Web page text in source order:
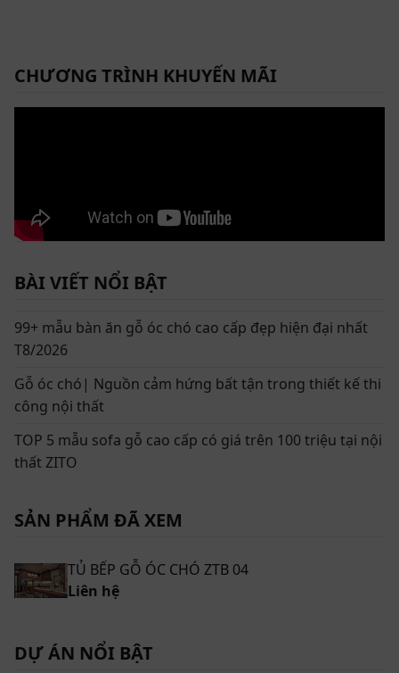
tích căn bếp
chó cao cấp ZTB 04
CHƯƠNG TRÌNH KHUYẾN MÃI
BÀI VIẾT NỔI BẬT
99+ mẫu bàn ăn gỗ óc chó cao cấp đẹp hiện đại nhất
T8/2026
Gỗ óc chó| Nguồn cảm hứng bất tận trong thiết kế thi
công nội thất
TOP 5 mẫu sofa gỗ cao cấp có giá trên 100 triệu tại nội
thất ZITO
SẢN PHẨM ĐÃ XEM
TỦ BẾP GỖ ÓC CHÓ ZTB 04
Liên hệ
DỰ ÁN NỔI BẬT